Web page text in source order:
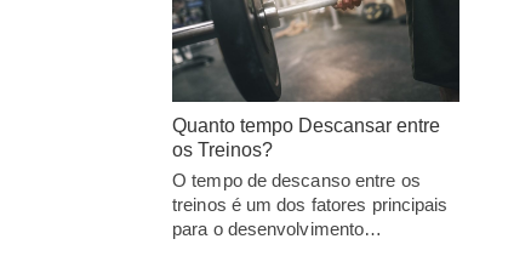
Quanto tempo Descansar entre
os Treinos?
O tempo de descanso entre os
treinos é um dos fatores principais
para o desenvolvimento…